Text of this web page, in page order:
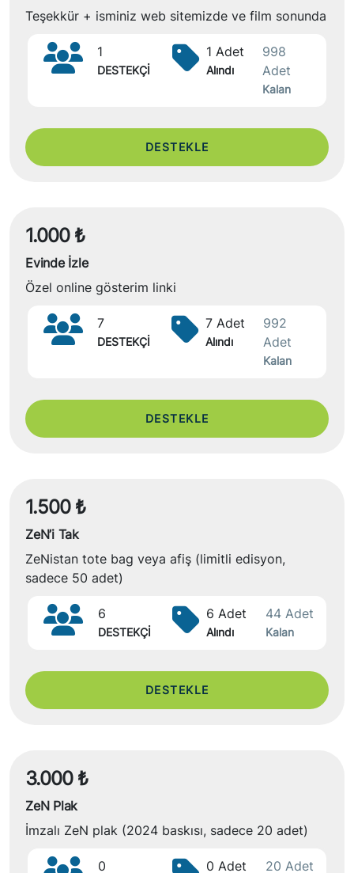
Teşekkür + isminiz web sitemizde ve film sonunda
1
DESTEKÇİ
1 Adet
Alındı
998
Adet
Kalan
DESTEKLE
1.000 ₺
Evinde İzle
Özel online gösterim linki
7
DESTEKÇİ
7 Adet
Alındı
992
Adet
Kalan
DESTEKLE
1.500 ₺
ZeN’i Tak
ZeNistan tote bag veya afiş (limitli edisyon,
sadece 50 adet)
6
DESTEKÇİ
6 Adet
Alındı
44 Adet
Kalan
DESTEKLE
3.000 ₺
ZeN Plak
İmzalı ZeN plak (2024 baskısı, sadece 20 adet)
0 0 Adet 20 Adet